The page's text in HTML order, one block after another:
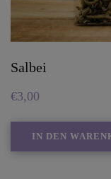
Salbei
€3,00
IN DEN